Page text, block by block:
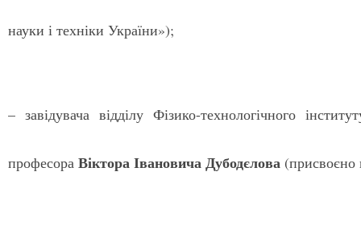
науки і техніки України»);
– завідувача відділу Фізико-технологічного
професора Віктора Івановича Дубодєлова (присвоєно